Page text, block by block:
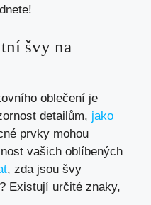
švy na
oblečení je
detailům, jako
prvky mohou
vašich oblíbených
, zda jsou švy
Existují určité znaky,